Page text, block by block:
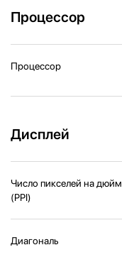
Процессор
Процессор
Дисплей
Число пикселей на дюйм
(PPI)
Диагональ